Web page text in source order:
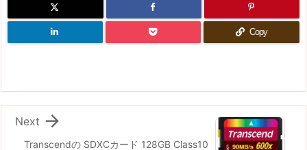
Copy
Transcendの SDXCカード 128GB Class10

Next